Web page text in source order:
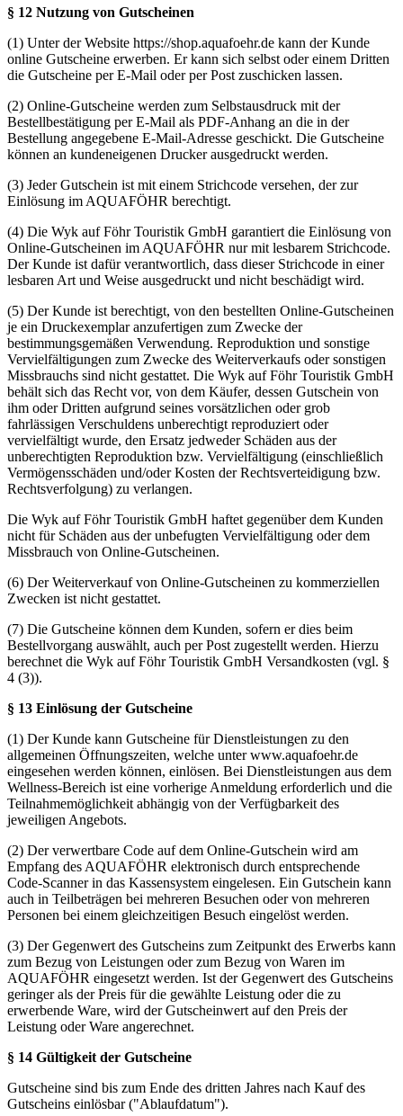
§ 12 Nutzung von Gutscheinen
(1) Unter der Website https://shop.aquafoehr.de kann der Kunde
online Gutscheine erwerben. Er kann sich selbst oder einem Dritten
die Gutscheine per E-Mail oder per Post zuschicken lassen.
(2) Online-Gutscheine werden zum Selbstausdruck mit der
Bestellbestätigung per E-Mail als PDF-Anhang an die in der
Bestellung angegebene E-Mail-Adresse geschickt. Die Gutscheine
können an kundeneigenen Drucker ausgedruckt werden.
(3) Jeder Gutschein ist mit einem Strichcode versehen, der zur
Einlösung im AQUAFÖHR berechtigt.
(4) Die Wyk auf Föhr Touristik GmbH garantiert die Einlösung von
Online-Gutscheinen im AQUAFÖHR nur mit lesbarem Strichcode.
Der Kunde ist dafür verantwortlich, dass dieser Strichcode in einer
lesbaren Art und Weise ausgedruckt und nicht beschädigt wird.
(5) Der Kunde ist berechtigt, von den bestellten Online-Gutscheinen
je ein Druckexemplar anzufertigen zum Zwecke der
bestimmungsgemäßen Verwendung. Reproduktion und sonstige
Vervielfältigungen zum Zwecke des Weiterverkaufs oder sonstigen
Missbrauchs sind nicht gestattet. Die Wyk auf Föhr Touristik GmbH
behält sich das Recht vor, von dem Käufer, dessen Gutschein von
ihm oder Dritten aufgrund seines vorsätzlichen oder grob
fahrlässigen Verschuldens unberechtigt reproduziert oder
vervielfältigt wurde, den Ersatz jedweder Schäden aus der
unberechtigten Reproduktion bzw. Vervielfältigung (einschließlich
Vermögensschäden und/oder Kosten der Rechtsverteidigung bzw.
Rechtsverfolgung) zu verlangen.
Die Wyk auf Föhr Touristik GmbH haftet gegenüber dem Kunden
nicht für Schäden aus der unbefugten Vervielfältigung oder dem
Missbrauch von Online-Gutscheinen.
(6) Der Weiterverkauf von Online-Gutscheinen zu kommerziellen
Zwecken ist nicht gestattet.
(7) Die Gutscheine können dem Kunden, sofern er dies beim
Bestellvorgang auswählt, auch per Post zugestellt werden. Hierzu
berechnet die Wyk auf Föhr Touristik GmbH Versandkosten (vgl. §
4 (3)).
§ 13 Einlösung der Gutscheine
(1) Der Kunde kann Gutscheine für Dienstleistungen zu den
allgemeinen Öffnungszeiten, welche unter www.aquafoehr.de
eingesehen werden können, einlösen. Bei Dienstleistungen aus dem
Wellness-Bereich ist eine vorherige Anmeldung erforderlich und die
Teilnahmemöglichkeit abhängig von der Verfügbarkeit des
jeweiligen Angebots.
(2) Der verwertbare Code auf dem Online-Gutschein wird am
Empfang des AQUAFÖHR elektronisch durch entsprechende
Code-Scanner in das Kassensystem eingelesen. Ein Gutschein kann
auch in Teilbeträgen bei mehreren Besuchen oder von mehreren
Personen bei einem gleichzeitigen Besuch eingelöst werden.
(3) Der Gegenwert des Gutscheins zum Zeitpunkt des Erwerbs kann
zum Bezug von Leistungen oder zum Bezug von Waren im
AQUAFÖHR eingesetzt werden. Ist der Gegenwert des Gutscheins
geringer als der Preis für die gewählte Leistung oder die zu
erwerbende Ware, wird der Gutscheinwert auf den Preis der
Leistung oder Ware angerechnet.
§ 14 Gültigkeit der Gutscheine
Gutscheine sind bis zum Ende des dritten Jahres nach Kauf des
Gutscheins einlösbar ("Ablaufdatum").